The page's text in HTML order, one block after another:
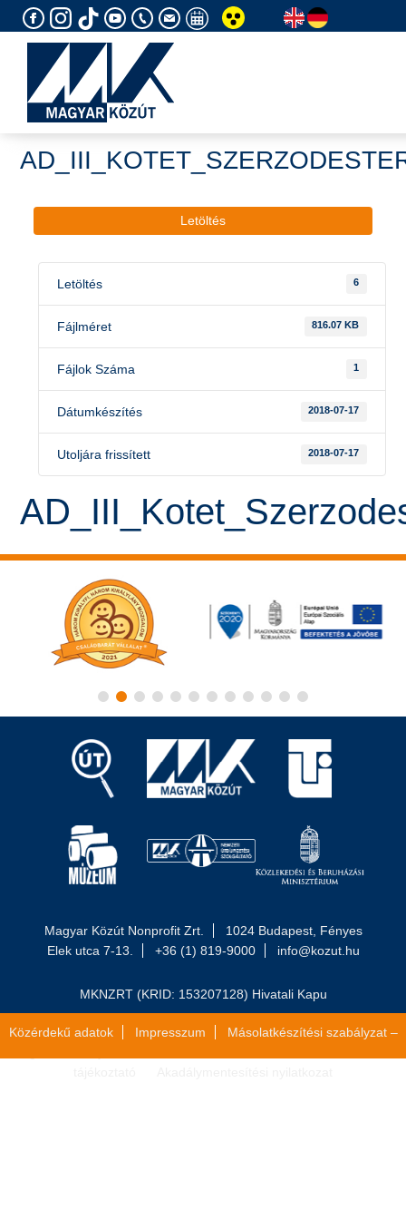
to
Letöltés
Letöltés 6
Fájlméret 816.07 KB
Fájlok Száma 1
Dátumkészítés 2018-07-17
Utoljára frissített 2018-07-17
Magyar Közút Nonprofit Zrt.
1024 Budapest, Fényes
Elek utca 7-13.
+36 (1) 819-9000 info@kozut.hu
MKNZRT (KRID: 153207128) Hivatali Kapu
Közérdekű adatok Impresszum
Másolatkészítési szabályzat –